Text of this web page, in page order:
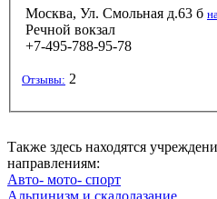
Москва, Ул. Смольная д.63 б
Речной вокзал
+7-495-788-95-78
Отзывы: 2
Также здесь находятся
направлениям:
Авто- мото- спорт
Альпинизм и скалолазание